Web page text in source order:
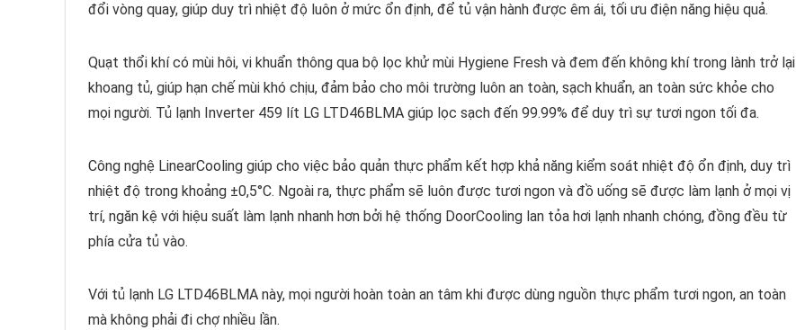
đổi vòng quay, giúp duy trì nhiệt độ luôn ở mức ổn định, để tủ vận hành được êm ái, tối ưu điện năng hiệu quả.
Quạt thổi khí có mùi hôi, vi khuẩn thông qua bộ lọc khử mùi Hygiene Fresh và đem đến không khí trong lành trở lại
khoang tủ, giúp hạn chế mùi khó chịu, đảm bảo cho môi trường luôn an toàn, sạch khuẩn, an toàn sức khỏe cho
mọi người. Tủ lạnh Inverter 459 lít LG LTD46BLMA giúp lọc sạch đến 99.99% để duy trì sự tươi ngon tối đa.
Công nghệ LinearCooling giúp cho việc bảo quản thực phẩm kết hợp khả năng kiểm soát nhiệt độ ổn định, duy trì
nhiệt độ trong khoảng ±0,5°C. Ngoài ra, thực phẩm sẽ luôn được tươi ngon và đồ uống sẽ được làm lạnh ở mọi vị
trí, ngăn kệ với hiệu suất làm lạnh nhanh hơn bởi hệ thống DoorCooling lan tỏa hơi lạnh nhanh chóng, đồng đều từ
phía cửa tủ vào.
Với tủ lạnh LG LTD46BLMA này, mọi người hoàn toàn an tâm khi được dùng nguồn thực phẩm tươi ngon, an toàn
mà không phải đi chợ nhiều lần.